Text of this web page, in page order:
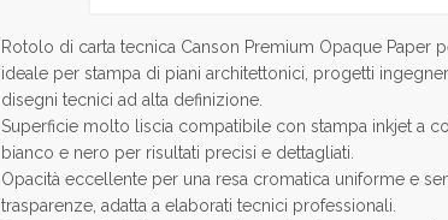
Rotolo di carta tecnica Canson Premium Opaque Paper
ideale per stampa di piani architettonici, progetti
disegni tecnici ad alta definizione.
Superficie molto liscia compatibile con stampa inkjet a
bianco e nero per risultati precisi e dettagliati.
Opacità eccellente per una resa cromatica uniforme e
trasparenze, adatta a elaborati tecnici professionali.